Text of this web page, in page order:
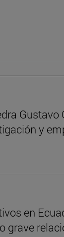
Gustavo
y
en
grave